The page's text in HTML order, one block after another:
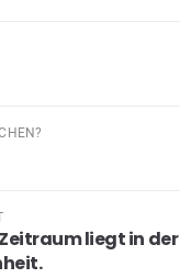
liegt in der